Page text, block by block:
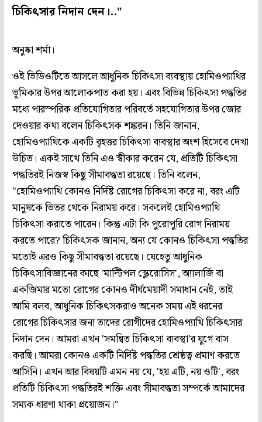
চিকিৎসার নিদান দেন।.."
অনুষ্কা শর্মা।
ওই ভিডিওটিতে আসলে আধুনিক চিকিৎসা ব্যবস্থায় হোমিওপ্যাথির
ভূমিকার উপর আলোকপাত করা হয়। এবং বিভিন্ন চিকিৎসা পদ্ধতির
মধ্যে পারস্পরিক প্রতিযোগিতার পরিবর্তে সহযোগিতার উপর জোর
দেওয়ার কথা বলেন চিকিৎসক শঙ্করন। তিনি জানান,
হোমিওপ্যাথিকে একটি বৃহত্তর চিকিৎসা ব্যবস্থার অংশ হিসেবে দেখা
উচিত। একই সাথে তিনি এও স্বীকার করেন যে, প্রতিটি চিকিৎসা
পদ্ধতিরই নিজস্ব কিছু সীমাবদ্ধতা রয়েছে। তিনি বলেন,
"হোমিওপ্যাথি কোনও নির্দিষ্ট রোগের চিকিৎসা করে না, বরং এটি
মানুষকে ভিতর থেকে নিরাময় করে। সকলেই হোমিওপ্যাথি
চিকিৎসা করাতে পারেন। কিন্তু এটা কি পুরোপুরি রোগ নিরাময়
করতে পারে? চিকিৎসক জানান, অন্য যে কোনও চিকিৎসা পদ্ধতির
মতোই এরও কিছু সীমাবদ্ধতা রয়েছে। যেহেতু আধুনিক
চিকিৎসাবিজ্ঞানের কাছে 'মাল্টিপল স্ক্লেরোসিস', অ্যালার্জি বা
একজিমার মতো রোগের কোনও দীর্ঘমেয়াদী সমাধান নেই, তাই
আমি বলব, আধুনিক চিকিৎসকরাও অনেক সময় এই ধরনের
রোগের চিকিৎসার জন্য তাদের রোগীদের হোমিওপ্যাথি চিকিৎসার
নিদান দেন। আমরা এখন 'সমন্বিত চিকিৎসা ব্যবস্থা'র যুগে বাস
করছি। আমরা কোনও একটি নির্দিষ্ট পদ্ধতির শ্রেষ্ঠত্ব প্রমাণ করতে
আসিনি। এখন আর বিষয়টি এমন নয় যে, 'হয় এটি, নয় ওটি', বরং
প্রতিটি চিকিৎসা পদ্ধতিরই শক্তি এবং সীমাবদ্ধতা সম্পর্কে আমাদের
সম্যক ধারণা থাকা প্রয়োজন।"